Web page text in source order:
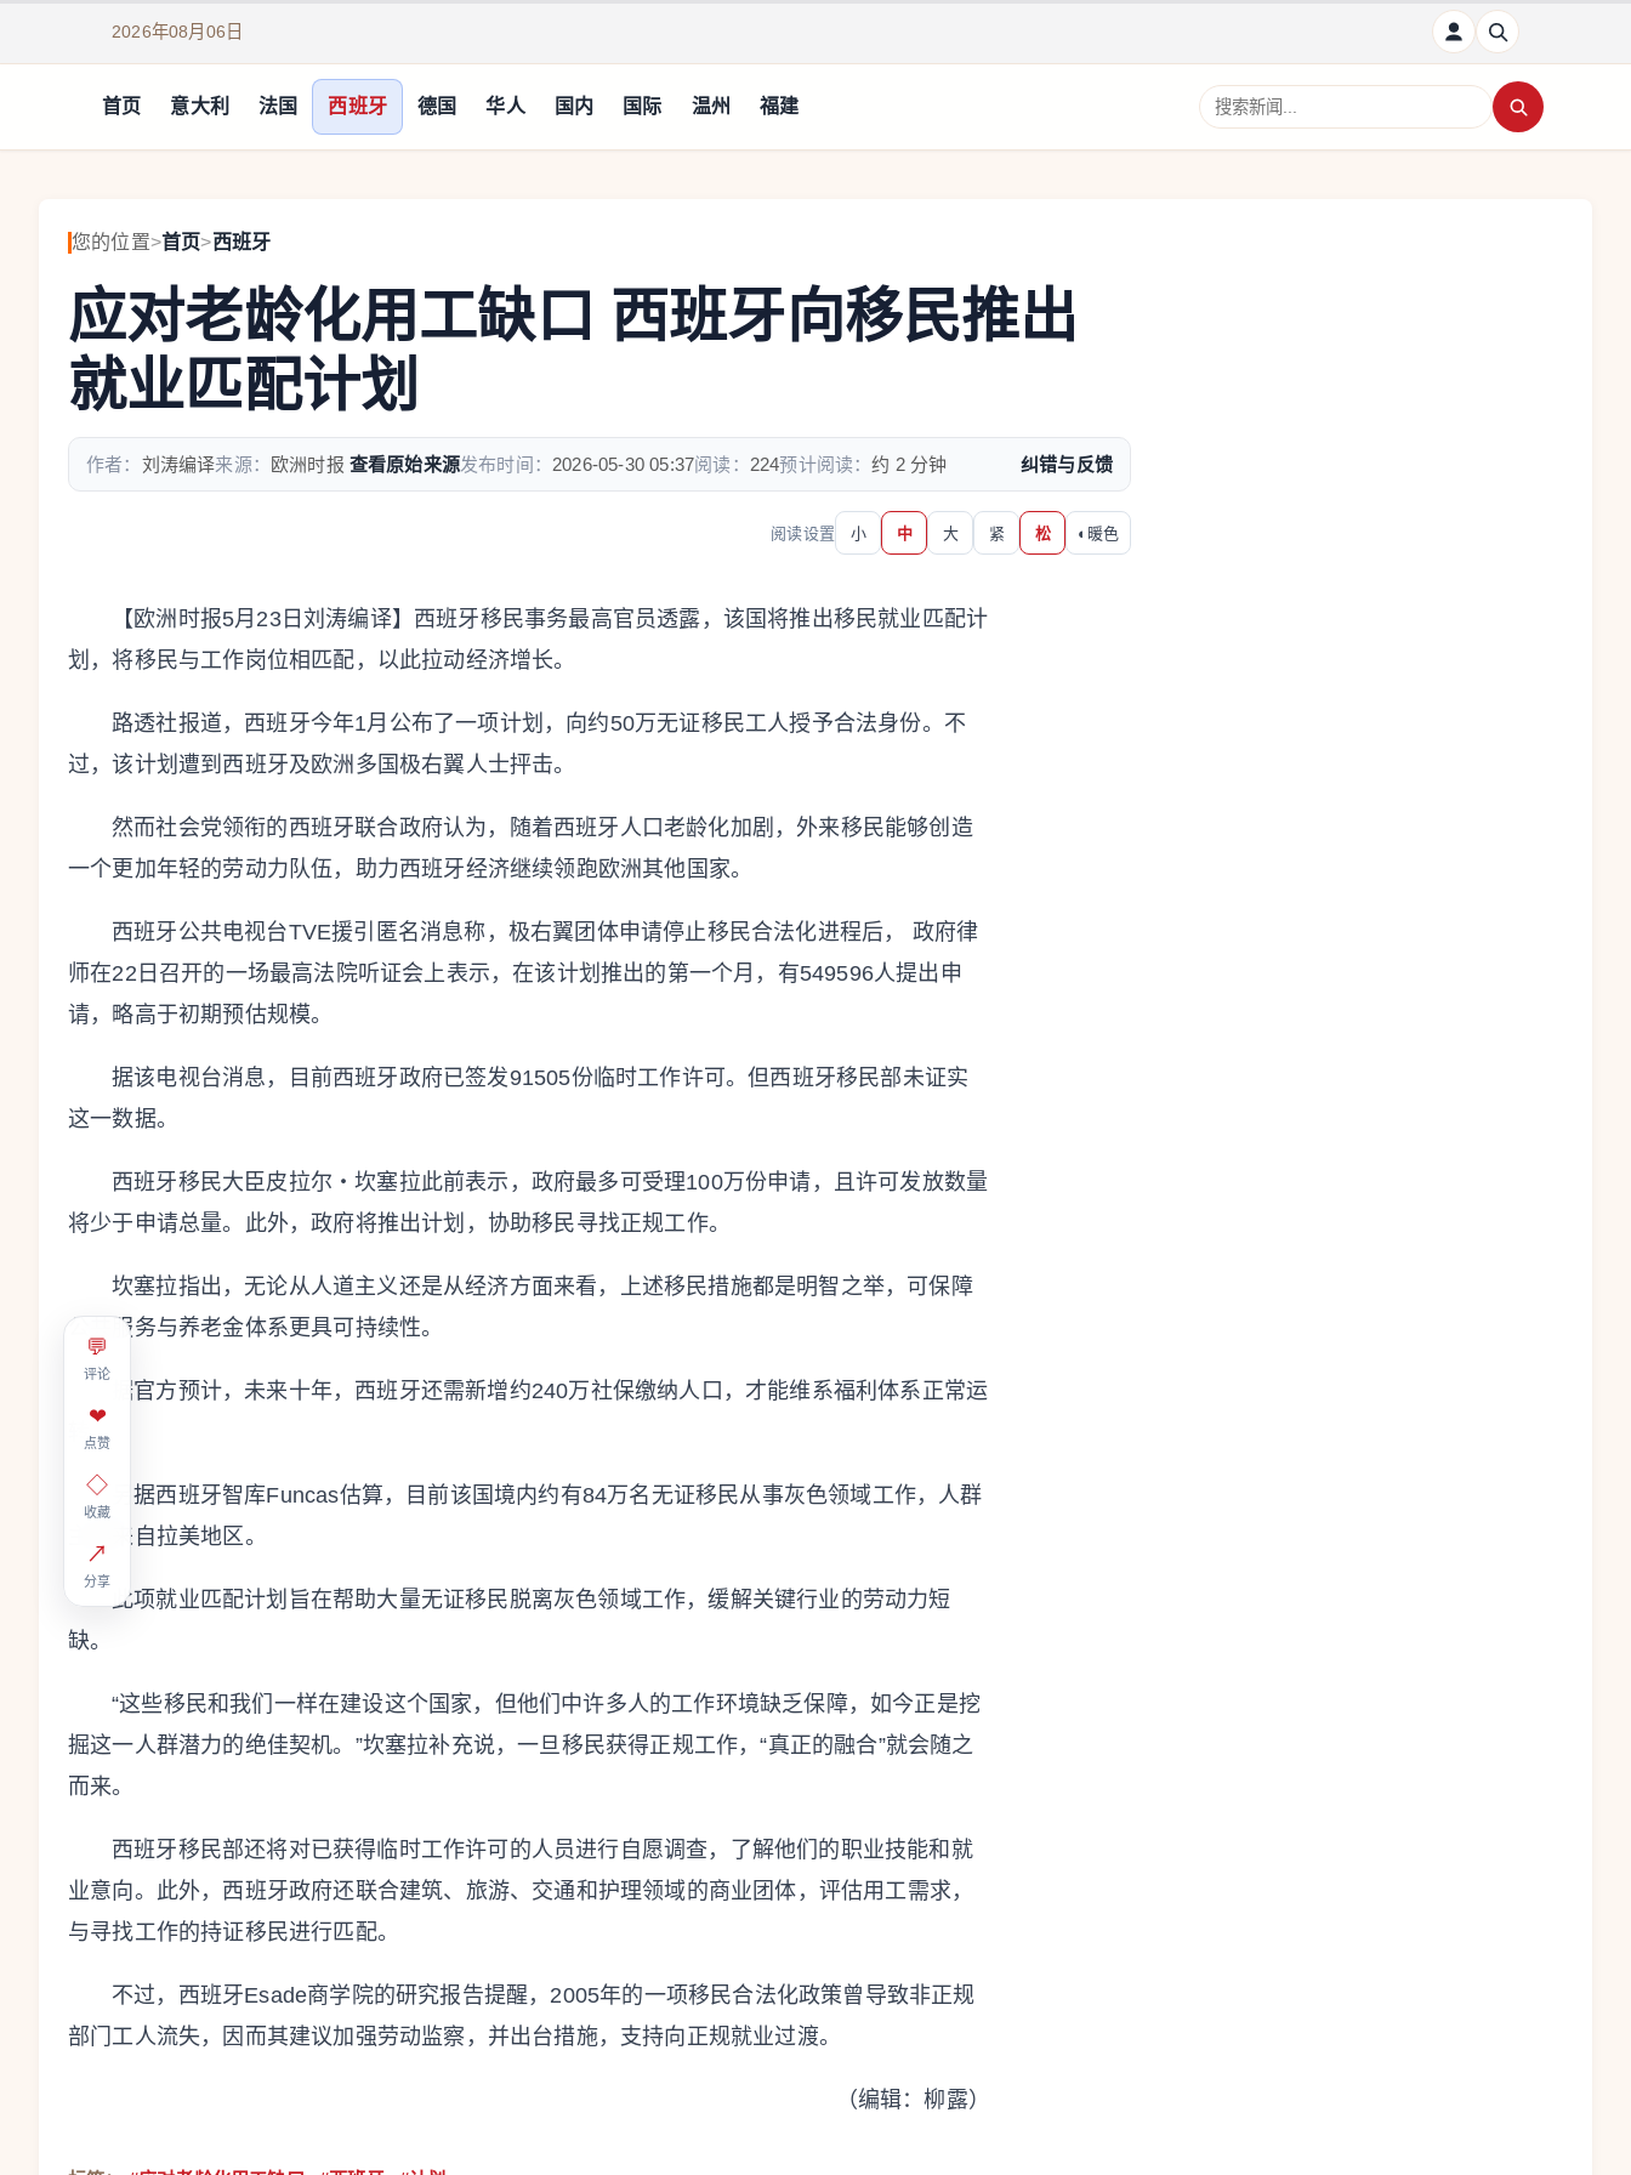
2026年08月06日
首页 意大利 法国 西班牙 德国 华人 国内 国际 温州 福建
搜索新闻
您的位置>首页>西班牙
应对老龄化用工缺口 西班牙向移民推出
就业匹配计划
作者： 刘涛编译来源： 欧洲时报 查看原始来源发布时间： 2026-05-30 05:37阅读： 224预计阅读：约 2 分钟 纠错与反馈
阅读设置 小 中 大 紧 松 ◐ 暖色
💬
评论
❤
点赞
◇
收藏
↗
分享
【欧洲时报5月23日刘涛编译】西班牙移民事务最高官员透露，该国将推出移民就业匹配计
划，将移民与工作岗位相匹配，以此拉动经济增长。
路透社报道，西班牙今年1月公布了一项计划，向约50万无证移民工人授予合法身份。不
过，该计划遭到西班牙及欧洲多国极右翼人士抨击。
然而社会党领衔的西班牙联合政府认为，随着西班牙人口老龄化加剧，外来移民能够创造
一个更加年轻的劳动力队伍，助力西班牙经济继续领跑欧洲其他国家。
西班牙公共电视台TVE援引匿名消息称，极右翼团体申请停止移民合法化进程后， 政府律
师在22日召开的一场最高法院听证会上表示，在该计划推出的第一个月，有549596人提出申
请，略高于初期预估规模。
据该电视台消息，目前西班牙政府已签发91505份临时工作许可。但西班牙移民部未证实
这一数据。
西班牙移民大臣皮拉尔・坎塞拉此前表示，政府最多可受理100万份申请，且许可发放数量
将少于申请总量。此外，政府将推出计划，协助移民寻找正规工作。
坎塞拉指出，无论从人道主义还是从经济方面来看，上述移民措施都是明智之举，可保障
公共服务与养老金体系更具可持续性。
据官方预计，未来十年，西班牙还需新增约240万社保缴纳人口，才能维系福利体系正常运
转。
另据西班牙智库Funcas估算，目前该国境内约有84万名无证移民从事灰色领域工作，人群
主要来自拉美地区。
此项就业匹配计划旨在帮助大量无证移民脱离灰色领域工作，缓解关键行业的劳动力短
缺。
“这些移民和我们一样在建设这个国家，但他们中许多人的工作环境缺乏保障，如今正是挖
掘这一人群潜力的绝佳契机。”坎塞拉补充说，一旦移民获得正规工作，“真正的融合”就会随之
而来。
西班牙移民部还将对已获得临时工作许可的人员进行自愿调查，了解他们的职业技能和就
业意向。此外，西班牙政府还联合建筑、旅游、交通和护理领域的商业团体，评估用工需求，
与寻找工作的持证移民进行匹配。
不过，西班牙Esade商学院的研究报告提醒，2005年的一项移民合法化政策曾导致非正规
部门工人流失，因而其建议加强劳动监察，并出台措施，支持向正规就业过渡。
（编辑：柳露）